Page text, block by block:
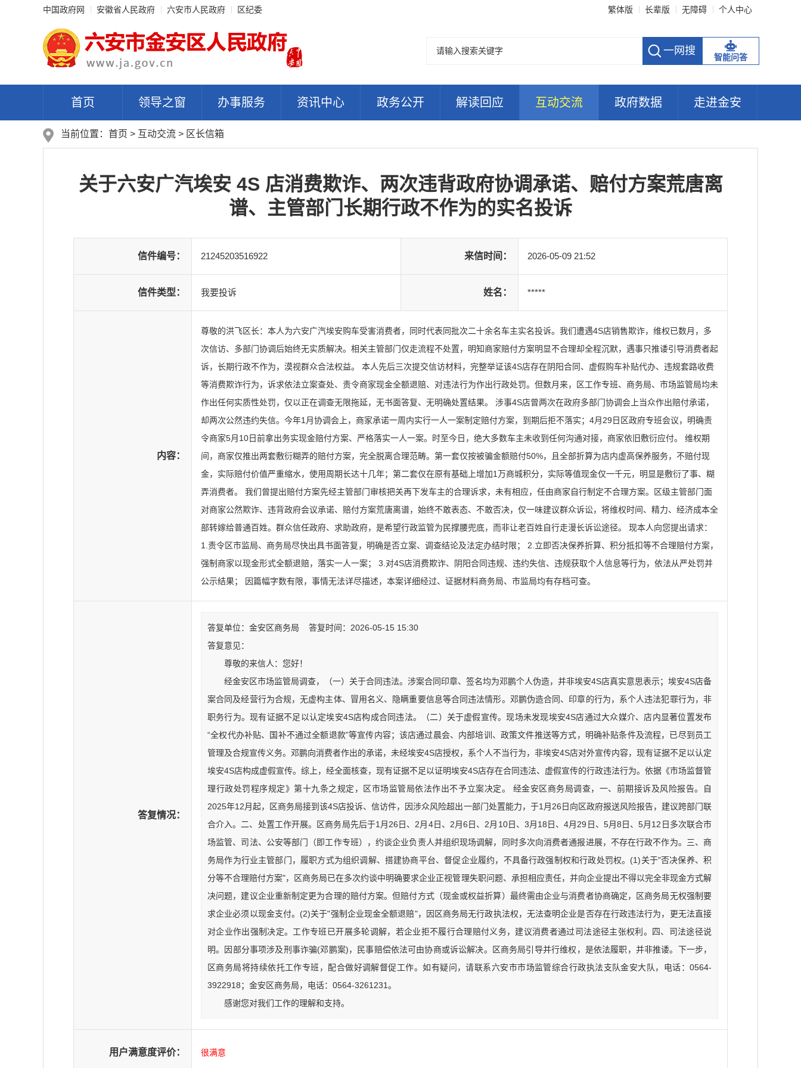
中国政府网 安徽省人民政府 六安市人民政府 区纪委 繁体版 长辈版 无障碍 个人中心
智能问答
首页 领导之窗 办事服务 资讯中心 政务公开 解读回应 互动交流 政府数据 走进金安
当前位置： 首页 > 互动交流 > 区长信箱
关于六安广汽埃安 4S 店消费欺诈、两次违背政府协调承诺、赔付方案荒唐离
谱、主管部门长期行政不作为的实名投诉
信件编号： 21245203516922 来信时间： 2026-05-09 21:52
信件类型： 我要投诉 姓名： *****
内容：
尊敬的洪飞区长：本人为六安广汽埃安购车受害消费者，同时代表同批次二十余名车主实名投诉。我们遭遇4S店销售欺诈，维权已数月，多
次信访、多部门协调后始终无实质解决。相关主管部门仅走流程不处置，明知商家赔付方案明显不合理却全程沉默，遇事只推诿引导消费者起
诉，长期行政不作为，漠视群众合法权益。 本人先后三次提交信访材料，完整举证该4S店存在阴阳合同、虚假购车补贴代办、违规套路收费
等消费欺诈行为，诉求依法立案查处、责令商家现金全额退赔、对违法行为作出行政处罚。但数月来，区工作专班、商务局、市场监管局均未
作出任何实质性处罚，仅以正在调查无限拖延，无书面答复、无明确处置结果。 涉事4S店曾两次在政府多部门协调会上当众作出赔付承诺，
却两次公然违约失信。今年1月协调会上，商家承诺一周内实行一人一案制定赔付方案，到期后拒不落实；4月29日区政府专班会议，明确责
令商家5月10日前拿出务实现金赔付方案、严格落实一人一案。时至今日，绝大多数车主未收到任何沟通对接，商家依旧敷衍应付。 维权期
间，商家仅推出两套敷衍糊弄的赔付方案，完全脱离合理范畴。第一套仅按被骗金额赔付50%，且全部折算为店内虚高保养服务，不赔付现
金，实际赔付价值严重缩水，使用周期长达十几年；第二套仅在原有基础上增加1万商城积分，实际等值现金仅一千元，明显是敷衍了事、糊
弄消费者。 我们曾提出赔付方案先经主管部门审核把关再下发车主的合理诉求，未有相应，任由商家自行制定不合理方案。区级主管部门面
对商家公然欺诈、违背政府会议承诺、赔付方案荒唐离谱，始终不敢表态、不敢否决，仅一味建议群众诉讼，将维权时间、精力、经济成本全
部转嫁给普通百姓。群众信任政府、求助政府，是希望行政监管为民撑腰兜底，而非让老百姓自行走漫长诉讼途径。 现本人向您提出请求：
1.责令区市监局、商务局尽快出具书面答复，明确是否立案、调查结论及法定办结时限； 2.立即否决保养折算、积分抵扣等不合理赔付方案，
强制商家以现金形式全额退赔，落实一人一案； 3.对4S店消费欺诈、阴阳合同违规、违约失信、违规获取个人信息等行为，依法从严处罚并
公示结果； 因篇幅字数有限，事情无法详尽描述，本案详细经过、证据材料商务局、市监局均有存档可查。
答复情况：
答复单位：金安区商务局 答复时间：2026-05-15 15:30
答复意见：
尊敬的来信人：您好！
经金安区市场监管局调查，（一）关于合同违法。涉案合同印章、签名均为邓鹏个人伪造，并非埃安4S店真实意思表示；埃安4S店备
案合同及经营行为合规，无虚构主体、冒用名义、隐瞒重要信息等合同违法情形。邓鹏伪造合同、印章的行为，系个人违法犯罪行为，非
职务行为。现有证据不足以认定埃安4S店构成合同违法。（二）关于虚假宣传。现场未发现埃安4S店通过大众媒介、店内显著位置发布
“全权代办补贴、国补不通过全额退款”等宣传内容；该店通过晨会、内部培训、政策文件推送等方式，明确补贴条件及流程，已尽到员工
管理及合规宣传义务。邓鹏向消费者作出的承诺，未经埃安4S店授权，系个人不当行为，非埃安4S店对外宣传内容，现有证据不足以认定
埃安4S店构成虚假宣传。综上，经全面核查，现有证据不足以证明埃安4S店存在合同违法、虚假宣传的行政违法行为。依据《市场监督管
理行政处罚程序规定》第十九条之规定，区市场监管局依法作出不予立案决定。 经金安区商务局调查，一、前期接诉及风险报告。自
2025年12月起，区商务局接到该4S店投诉、信访件，因涉众风险超出一部门处置能力，于1月26日向区政府报送风险报告，建议跨部门联
合介入。二、处置工作开展。区商务局先后于1月26日、2月4日、2月6日、2月10日、3月18日、4月29日、5月8日、5月12日多次联合市
场监管、司法、公安等部门（即工作专班），约谈企业负责人并组织现场调解，同时多次向消费者通报进展，不存在行政不作为。三、商
务局作为行业主管部门，履职方式为组织调解、搭建协商平台、督促企业履约，不具备行政强制权和行政处罚权。(1)关于"否决保养、积
分等不合理赔付方案"，区商务局已在多次约谈中明确要求企业正视管理失职问题、承担相应责任，并向企业提出不得以完全非现金方式解
决问题，建议企业重新制定更为合理的赔付方案。但赔付方式（现金或权益折算）最终需由企业与消费者协商确定，区商务局无权强制要
求企业必须以现金支付。(2)关于"强制企业现金全额退赔"，因区商务局无行政执法权，无法查明企业是否存在行政违法行为，更无法直接
对企业作出强制决定。工作专班已开展多轮调解，若企业拒不履行合理赔付义务，建议消费者通过司法途径主张权利。四、司法途径说
明。因部分事项涉及刑事诈骗(邓鹏案)，民事赔偿依法可由协商或诉讼解决。区商务局引导并行维权，是依法履职，并非推诿。下一步，
区商务局将持续依托工作专班，配合做好调解督促工作。如有疑问，请联系六安市市场监管综合行政执法支队金安大队，电话：0564-
3922918；金安区商务局，电话：0564-3261231。
感谢您对我们工作的理解和支持。
用户满意度评价： 很满意